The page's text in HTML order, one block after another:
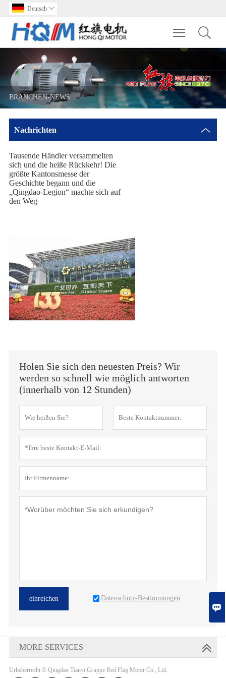

Deutsch 
Toggle
BRANCHEN-NEWS
Nachrichten
Tausende Händler versammelten
sich und die heiße Rückkehr! Die
größte Kantonsmesse der
Geschichte begann und die
„Qingdao-Legion“ machte sich auf
den Weg
Holen Sie sich den neuesten Preis? Wir
werden so schnell wie möglich antworten
(innerhalb von 12 Stunden)
einreichen Datenschutz-Bestimmungen
MORE SERVICES
Urheberrecht © Qingdao Tianyi Gruppe Red Flag Motor Co., Ltd.